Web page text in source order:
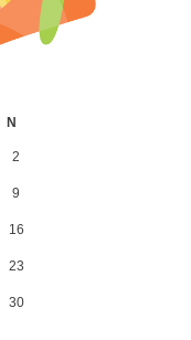
N
2
9
16
23
30